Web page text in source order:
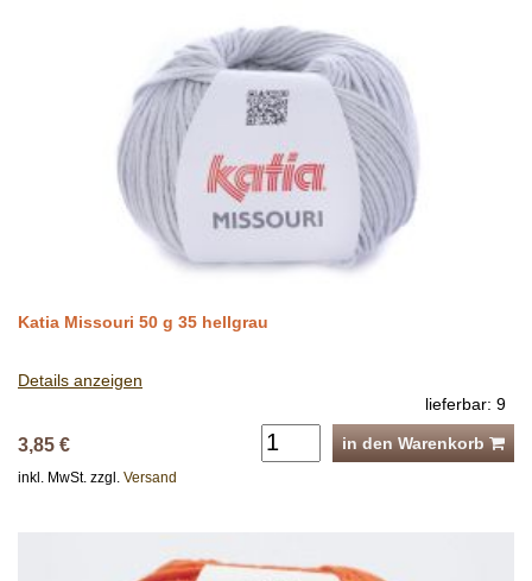
Katia Missouri 50 g 35 hellgrau
Details anzeigen
lieferbar: 9
3,85 € in den Warenkorb
inkl. MwSt. zzgl. Versand